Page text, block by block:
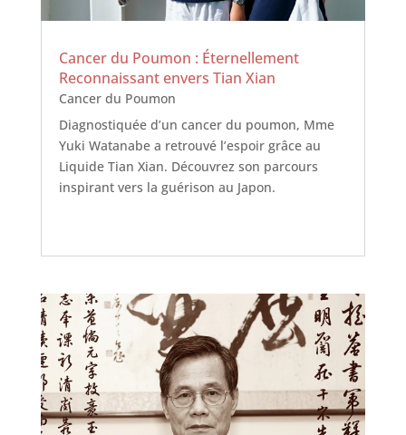
Cancer du Poumon : Éternellement
Reconnaissant envers Tian Xian
Cancer du Poumon
Diagnostiquée d’un cancer du poumon, Mme
Yuki Watanabe a retrouvé l’espoir grâce au
Liquide Tian Xian. Découvrez son parcours
inspirant vers la guérison au Japon.